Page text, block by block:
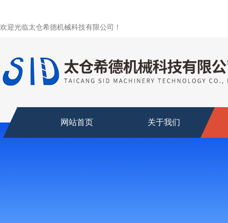
欢迎光临太仓希德机械科技有限公司！
网站首页 关于我们